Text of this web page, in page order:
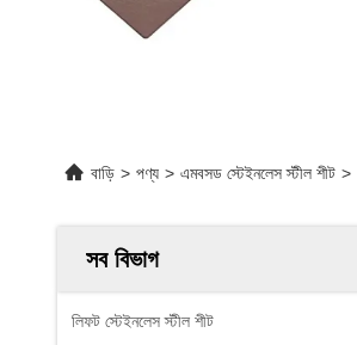
বাড়ি > পণ্য > এমবসড স্টেইনলেস স্টীল শীট >
সব বিভাগ
লিফট স্টেইনলেস স্টীল শীট